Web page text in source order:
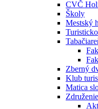
CVČ
Školy
Mestský
Zberný
Klub
Matica